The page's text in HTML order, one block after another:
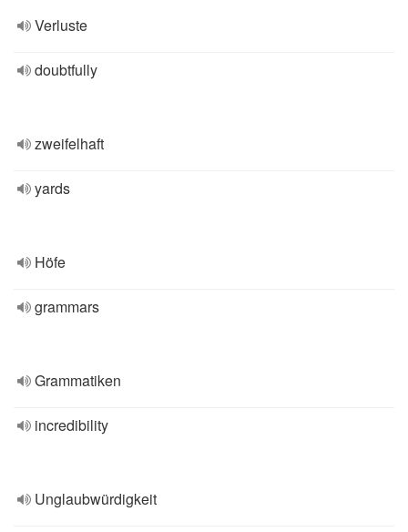
Verluste
doubtfully
zweifelhaft
yards
Höfe
grammars
Grammatiken
incredibility
Unglaubwürdigkeit